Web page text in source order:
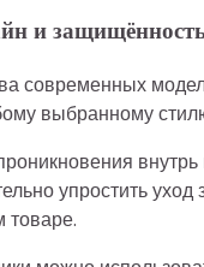
и
современных
выбранному
упростить
товаре.